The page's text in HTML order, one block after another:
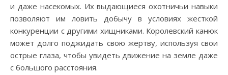
и даже насекомых. Их выдающиеся охотничьи навыки
позволяют им ловить добычу в условиях жесткой
конкуренции с другими хищниками. Королевский канюк
может долго поджидать свою жертву, используя свои
острые глаза, чтобы увидеть движение на земле даже
с большого расстояния.